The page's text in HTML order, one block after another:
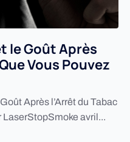
le Goût Après
Vous Pouvez
Après l’Arrêt du Tabac
LaserStopSmoke avril...